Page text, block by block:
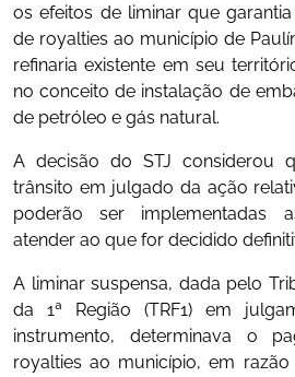
os efeitos de liminar que
de royalties ao município de
refinaria existente em seu
no conceito de instalação de
de petróleo e gás natural.
A decisão do STJ considerou
trânsito em julgado da ação
poderão ser implementadas
atender ao que for decidido
A liminar suspensa, dada pelo
da 1ª Região (TRF1) em
instrumento, determinava o
royalties ao município, em